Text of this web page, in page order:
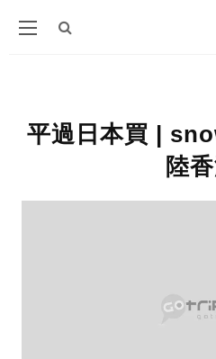
平過日本買 |
陸